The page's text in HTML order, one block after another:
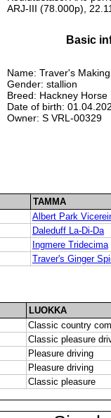
ARJ-III (78.000p),
Basic
Name: Traver's
Gender: stallion
Breed: Hackney Horse
Date of birth:
Owner: S VRL-00329
TAMMA
Albert Park
Daleduff La-Di-Da
Ingmere Tridecima
Traver's Ginger
LUOKKA
Classic country
Classic pleasure
Pleasure driving
Pleasure driving
Classic pleasure